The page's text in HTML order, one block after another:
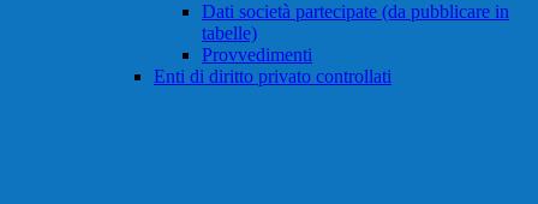
Dati società partecipate (da pubblicare in
tabelle)
Provvedimenti
Enti di diritto privato controllati